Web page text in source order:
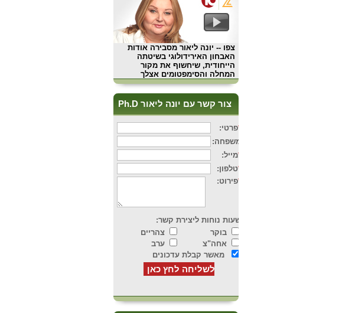
צפו -- יונה ליאור מסבירה אודות
האבחון האירידולוגי בשיטתה
הייחודית, שיחשוף את מקור
המחלה והסימפטומים אצלך
צור קשר עם יונה ליאור Ph.D